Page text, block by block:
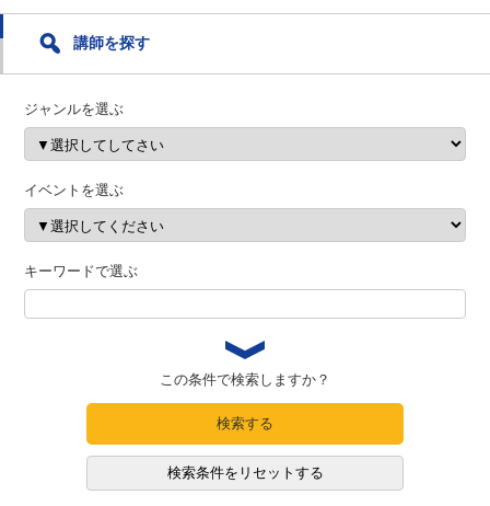
講師を探す
ジャンルを選ぶ
イベントを選ぶ
キーワードで選ぶ
この条件で検索しますか？
検索する
検索条件をリセットする